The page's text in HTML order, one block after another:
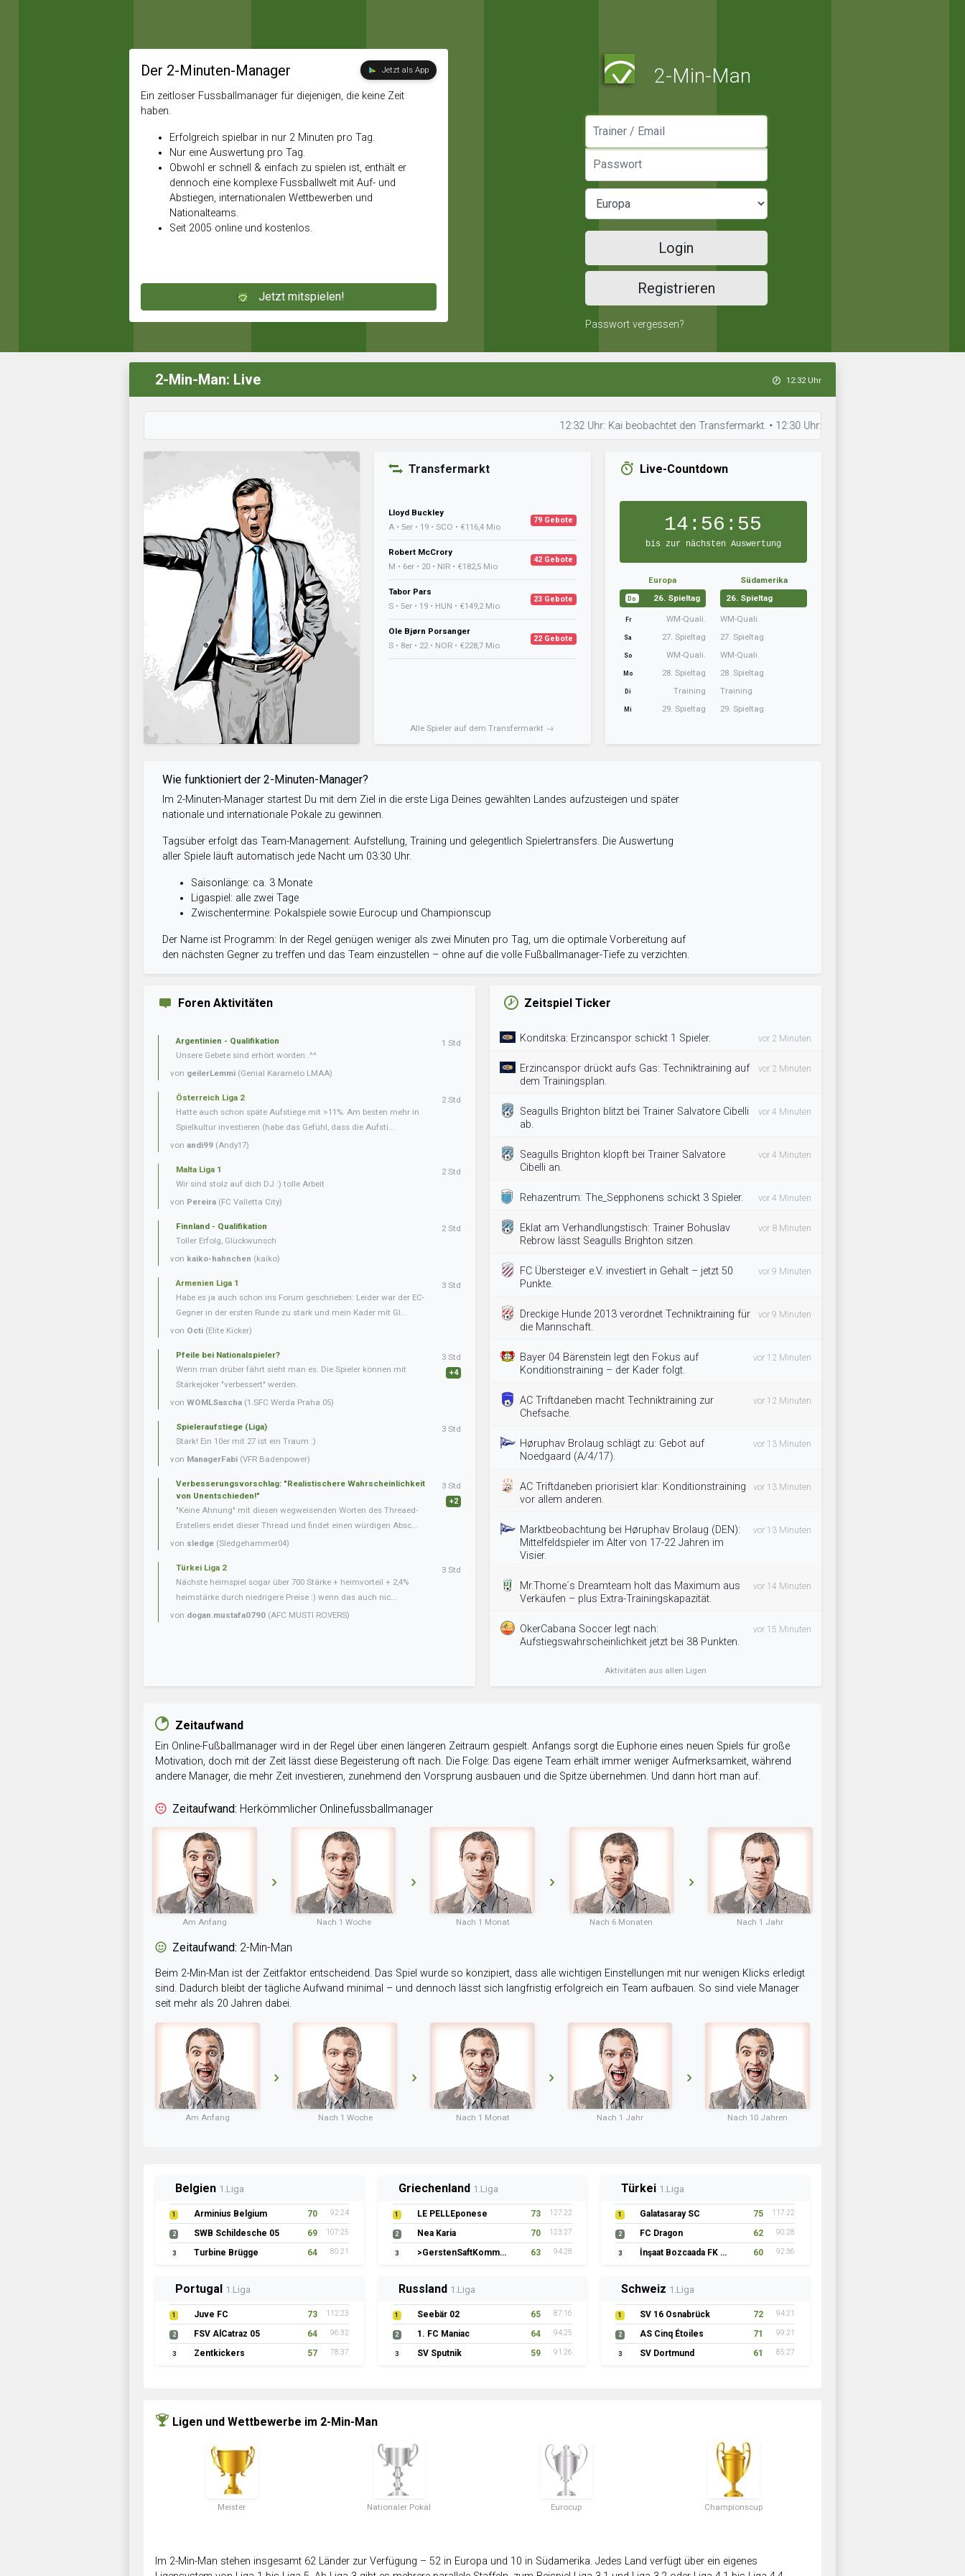
Der 2-Minuten-Manager Jetzt als App
Ein zeitloser Fussballmanager für diejenigen, die keine Zeit
haben.
Erfolgreich spielbar in nur 2 Minuten pro Tag.
Nur eine Auswertung pro Tag.
Obwohl er schnell & einfach zu spielen ist, enthält er
dennoch eine komplexe Fussballwelt mit Auf- und
Abstiegen, internationalen Wettbewerben und
Nationalteams.
Seit 2005 online und kostenlos.
Jetzt mitspielen!
2-Min-Man
Login
Registrieren
Passwort vergessen?
2-Min-Man: Live 12:32 Uhr
12:32 Uhr: Kai beobachtet den Transfermarkt. • 12:30 Uhr: Willinghusen TT hat die Aufstellung
Transfermarkt
Lloyd Buckley
A • 5er • 19 • SCO • €116,4 Mio
79 Gebote
Robert McCrory
M • 6er • 20 • NIR • €182,5 Mio
42 Gebote
Tabor Pars
S • 5er • 19 • HUN • €149,2 Mio
23 Gebote
Ole Bjørn Porsanger
S • 8er • 22 • NOR • €228,7 Mio
22 Gebote
Alle Spieler auf dem Transfermarkt →
Live-Countdown
14:56:54
bis zur nächsten Auswertung
Europa
Do 26. Spieltag
Fr WM-Quali.
Sa 27. Spieltag
So WM-Quali.
Mo 28. Spieltag
Di Training
Mi 29. Spieltag
Südamerika
26. Spieltag
WM-Quali.
27. Spieltag
WM-Quali.
28. Spieltag
Training
29. Spieltag
Wie funktioniert der 2-Minuten-Manager?
Im 2-Minuten-Manager startest Du mit dem Ziel in die erste Liga Deines gewählten Landes aufzusteigen und später
nationale und internationale Pokale zu gewinnen.
Tagsüber erfolgt das Team-Management: Aufstellung, Training und gelegentlich Spielertransfers. Die Auswertung
aller Spiele läuft automatisch jede Nacht um 03:30 Uhr.
Saisonlänge: ca. 3 Monate
Ligaspiel: alle zwei Tage
Zwischentermine: Pokalspiele sowie Eurocup und Championscup
Der Name ist Programm: In der Regel genügen weniger als zwei Minuten pro Tag, um die optimale Vorbereitung auf
den nächsten Gegner zu treffen und das Team einzustellen – ohne auf die volle Fußballmanager-Tiefe zu verzichten.
Foren Aktivitäten
Argentinien - Qualifikation
Unsere Gebete sind erhört worden..^^
von geilerLemmi (Genial Karamelo LMAA)
1 Std
Österreich Liga 2
Hatte auch schon späte Aufstiege mit >11%. Am besten mehr in
Spielkultur investieren (habe das Gefühl, dass die Aufsti...
von andi99 (Andy17)
2 Std
Malta Liga 1
Wir sind stolz auf dich DJ :) tolle Arbeit
von Pereira (FC Valletta City)
2 Std
Finnland - Qualifikation
Toller Erfolg, Glückwunsch
von kaiko-hahnchen (kaiko)
2 Std
Armenien Liga 1
Habe es ja auch schon ins Forum geschrieben: Leider war der EC-
Gegner in der ersten Runde zu stark und mein Kader mit Gl...
von Octi (Elite Kicker)
3 Std
Pfeile bei Nationalspieler?
Wenn man drüber fährt sieht man es. Die Spieler können mit
Stärkejoker "verbessert" werden.
von WOMLSascha (1.SFC Werda Praha 05)
3 Std
+4
Spieleraufstiege (Liga)
Stark! Ein 10er mit 27 ist ein Traum :)
von ManagerFabi (VFR Badenpower)
3 Std
Verbesserungsvorschlag: "Realistischere Wahrscheinlichkeit
von Unentschieden!"
"Keine Ahnung" mit diesen wegweisenden Worten des Threaed-
Erstellers endet dieser Thread und findet einen würdigen Absc...
von sledge (Sledgehammer04)
3 Std
+2
Türkei Liga 2
Nächste heimspiel sogar über 700 Stärke + heimvorteil + 2,4%
heimstärke durch niedrigere Preise :) wenn das auch nic...
von dogan.mustafa0790 (AFC MUSTI ROVERS)
3 Std
Zeitspiel Ticker
Konditska: Erzincanspor schickt 1 Spieler. vor 2 Minuten
Erzincanspor drückt aufs Gas: Techniktraining auf
dem Trainingsplan.
vor 2 Minuten
Seagulls Brighton blitzt bei Trainer Salvatore Cibelli
ab.
vor 4 Minuten
Seagulls Brighton klopft bei Trainer Salvatore
Cibelli an.
vor 4 Minuten
Rehazentrum: The_Sepphonens schickt 3 Spieler. vor 4 Minuten
Eklat am Verhandlungstisch: Trainer Bohuslav
Rebrow lässt Seagulls Brighton sitzen.
vor 8 Minuten
FC Übersteiger e.V. investiert in Gehalt – jetzt 50
Punkte.
vor 9 Minuten
Dreckige Hunde 2013 verordnet Techniktraining für
die Mannschaft.
vor 9 Minuten
Bayer 04 Bärenstein legt den Fokus auf
Konditionstraining – der Kader folgt.
vor 12 Minuten
AC Triftdaneben macht Techniktraining zur
Chefsache.
vor 12 Minuten
Høruphav Brolaug schlägt zu: Gebot auf
Noedgaard (A/4/17).
vor 13 Minuten
AC Triftdaneben priorisiert klar: Konditionstraining
vor allem anderen.
vor 13 Minuten
Marktbeobachtung bei Høruphav Brolaug (DEN):
Mittelfeldspieler im Alter von 17-22 Jahren im
Visier.
vor 13 Minuten
Mr.Thome´s Dreamteam holt das Maximum aus
Verkäufen – plus Extra-Trainingskapazität.
vor 14 Minuten
OkerCabana Soccer legt nach:
Aufstiegswahrscheinlichkeit jetzt bei 38 Punkten.
vor 15 Minuten
Aktivitäten aus allen Ligen
Zeitaufwand
Ein Online-Fußballmanager wird in der Regel über einen längeren Zeitraum gespielt. Anfangs sorgt die Euphorie eines neuen Spiels für große
Motivation, doch mit der Zeit lässt diese Begeisterung oft nach. Die Folge: Das eigene Team erhält immer weniger Aufmerksamkeit, während
andere Manager, die mehr Zeit investieren, zunehmend den Vorsprung ausbauen und die Spitze übernehmen. Und dann hört man auf.
Zeitaufwand: Herkömmlicher Onlinefussballmanager
Am Anfang Nach 1 Woche Nach 1 Monat Nach 6 Monaten Nach 1 Jahr
Zeitaufwand: 2-Min-Man
Beim 2-Min-Man ist der Zeitfaktor entscheidend. Das Spiel wurde so konzipiert, dass alle wichtigen Einstellungen mit nur wenigen Klicks erledigt
sind. Dadurch bleibt der tägliche Aufwand minimal – und dennoch lässt sich langfristig erfolgreich ein Team aufbauen. So sind viele Manager
seit mehr als 20 Jahren dabei.
Am Anfang Nach 1 Woche Nach 1 Monat Nach 1 Jahr Nach 10 Jahren
Belgien 1.Liga
1 Arminius Belgium 70 92:24
2 SWB Schildesche 05 69 107:25
3 Turbine Brügge 64 80:21
Griechenland 1.Liga
1 LE PELLEponese 73 127:22
2 Nea Karia 70 123:27
3 >GerstenSaftKommando 63 94:28
Türkei 1.Liga
1 Galatasaray SC 75 117:22
2 FC Dragon 62 90:28
3 İnşaat Bozcaada FK 1957 60 92:36
Portugal 1.Liga
1 Juve FC 73 112:23
2 FSV AlCatraz 05 64 96:32
3 Zentkickers 57 78:37
Russland 1.Liga
1 Seebär 02 65 87:16
2 1. FC Maniac 64 94:25
3 SV Sputnik 59 91:26
Schweiz 1.Liga
1 SV 16 Osnabrück 72 94:21
2 AS Cinq Étoiles 71 99:21
3 SV Dortmund 61 85:27
Ligen und Wettbewerbe im 2-Min-Man
Meister Nationaler Pokal Eurocup Championscup
Im 2-Min-Man stehen insgesamt 62 Länder zur Verfügung – 52 in Europa und 10 in Südamerika. Jedes Land verfügt über ein eigenes